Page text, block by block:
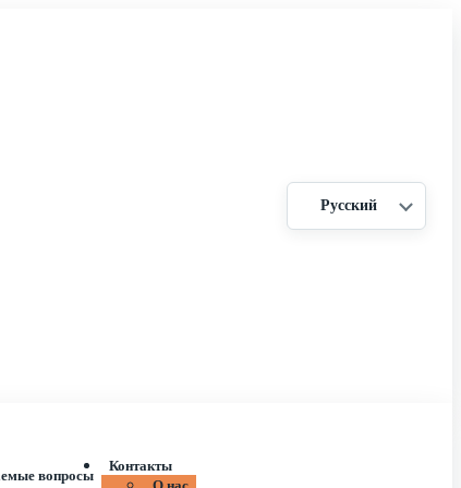
Русский
вопросы
Контакты